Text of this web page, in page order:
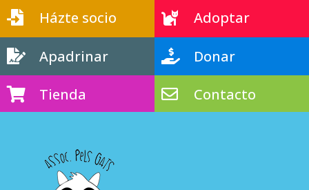
 Házte socio  Adoptar
 Apadrinar  Donar
 Tienda  Contacto